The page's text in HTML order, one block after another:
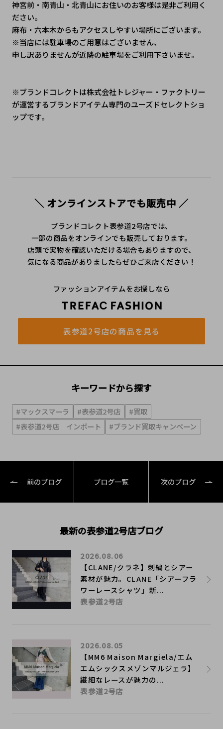
神宮前・南青山・北青山にお住いのお客様は是非ご利用く
ださい。
麻布・六本木からもアクセスしやすい場所にございます。
※当店には駐車場のご用意はございません、
申し訳ありませんが近隣の駐車場をご利用下さいませ。
※ブランドコレクトは株式会社トレジャー・ファクトリー
が運営するブランドアイテム専門のユーズドセレクトショ
ップです。
＼ オンラインストアでも販売中 ／
ブランドコレクト表参道2号店では、
一部の商品をオンラインでも販売しております。
店頭で実物を確認いただける場合もありますので、
気になる商品がありましたらぜひご来店ください！
ファッションアイテムをお探しなら
表参道2号店の商品を見る
キーワードから探す
#マックスマーラ #表参道2号店
#買取
#表参道2号店 インポート
#ブランド買取キャンペーン
前のブログ ブログ一覧 次のブログ
最新の表参道2号店ブログ
【CLANE/クラネ】刺繍とシアー
素材が魅力。CLANE「シアーフラ
ワーレースシャツ」新...
2026.08.06
表参道2号店
【MM6 Maison Margiela/エム
エムシックスメゾンマルジェラ】
繊細なレースが魅力の...
2026.08.05
表参道2号店